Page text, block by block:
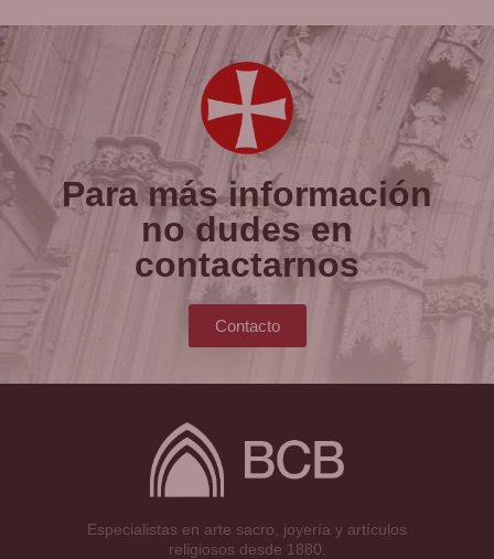
Para más información
no dudes en
contactarnos
Contacto
Especialistas en arte sacro, joyería y artículos
religiosos desde 1880.